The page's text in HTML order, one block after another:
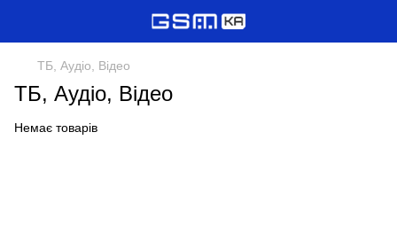
ТБ, Аудіо, Відео
ТБ, Аудіо, Відео
Немає товарів